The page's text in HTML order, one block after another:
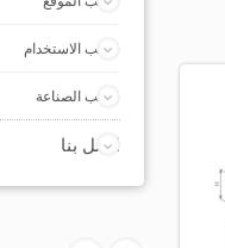
حسب الاستخدام
حسب الصناعة
اتصل بنا